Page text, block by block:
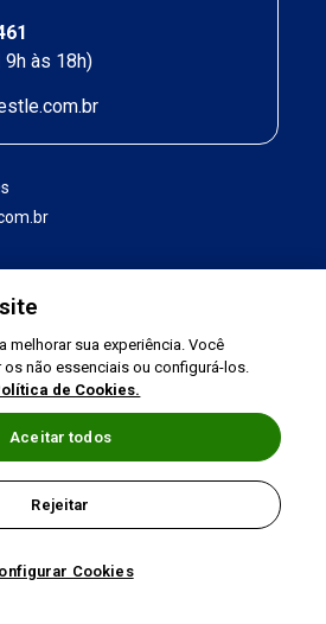
às 18h)
Política de Privacidade
Nutrition & Health
melhorar sua experiência. Você
não essenciais ou configurá-los.
de Cookies.
Cookies
Rejeitar
Aceitar todos